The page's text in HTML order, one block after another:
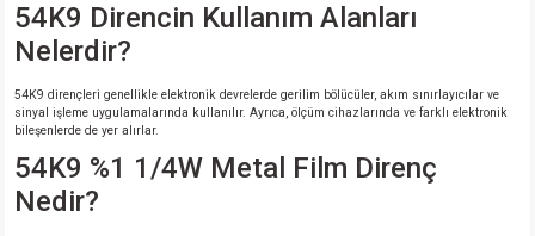
54K9 Direncin Kullanım Alanları
Nelerdir?
54K9 dirençleri genellikle elektronik devrelerde gerilim bölücüler, akım sınırlayıcılar ve
sinyal işleme uygulamalarında kullanılır. Ayrıca, ölçüm cihazlarında ve farklı elektronik
bileşenlerde de yer alırlar.
54K9 %1 1/4W Metal Film Direnç
Nedir?